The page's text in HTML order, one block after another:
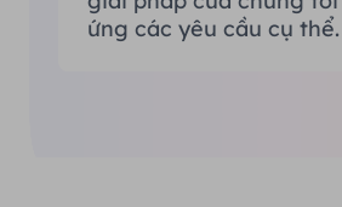
ứng các yêu cầu cụ thể.